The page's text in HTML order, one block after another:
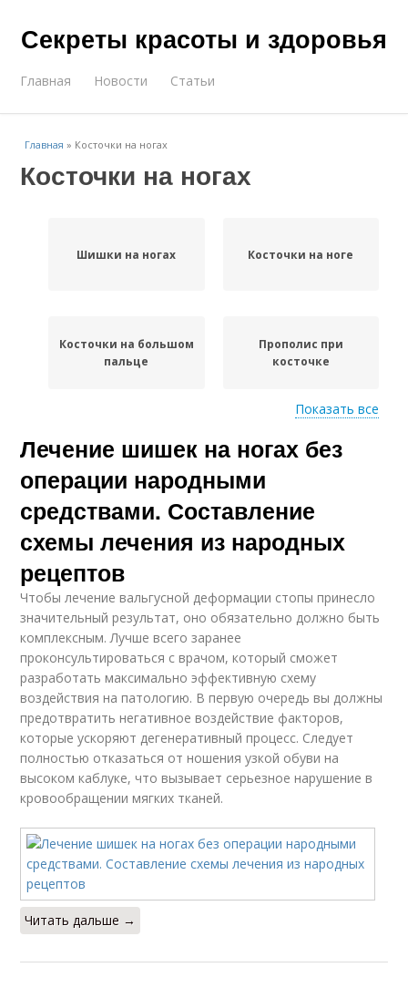
Секреты красоты и здоровья
Главная Новости Статьи
Главная » Косточки на ногах
Косточки на ногах
Шишки на ногах Косточки на ноге
Косточки на большом
пальце
Прополис при
косточке
Косточка на ноге Шишка на ноге
Косточка на большом
Показать все
Лечение шишек на ногах без
операции народными
средствами. Составление
схемы лечения из народных
рецептов
Чтобы лечение вальгусной деформации стопы принесло
значительный результат, оно обязательно должно быть
комплексным. Лучше всего заранее
проконсультироваться с врачом, который сможет
разработать максимально эффективную схему
воздействия на патологию. В первую очередь вы должны
предотвратить негативное воздействие факторов,
которые ускоряют дегенеративный процесс. Следует
полностью отказаться от ношения узкой обуви на
высоком каблуке, что вызывает серьезное нарушение в
кровообращении мягких тканей.
Читать дальше →